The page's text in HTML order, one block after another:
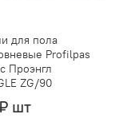
для пола
Profilpas
Проэнгл
ZG/90
шт